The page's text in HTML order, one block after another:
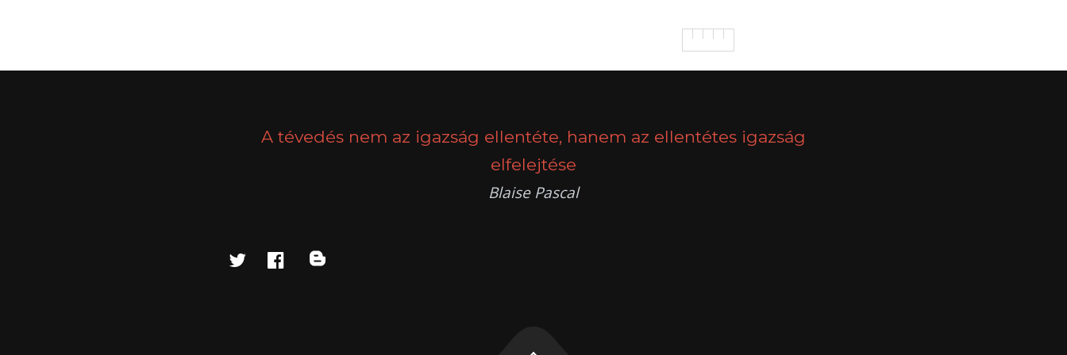
A tévedés nem az igazság ellentéte, hanem az ellentétes igazság
elfelejtése
Blaise Pascal
twitterfacebook
blog